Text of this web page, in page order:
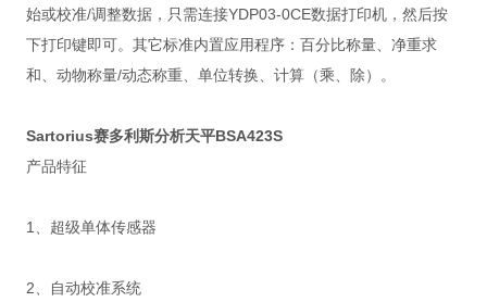
始或校准/调整数据，只需连接YDP03-0CE数据打印机，然后按
下打印键即可。其它标准内置应用程序：百分比称量、净重求
和、动物称量/动态称重、单位转换、计算（乘、除）。
Sartorius赛多利斯分析天平BSA423S
产品特征
1、超级单体传感器
2、自动校准系统